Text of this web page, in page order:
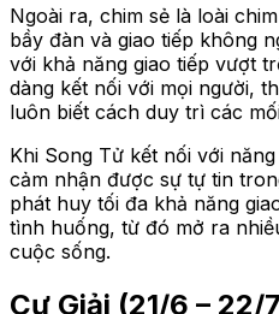
Ngoài ra, chim sẻ là loài
bầy đàn và giao tiếp không
với khả năng giao tiếp vượt
dàng kết nối với mọi người,
luôn biết cách duy trì các
Khi Song Tử kết nối với
cảm nhận được sự tự tin
phát huy tối đa khả năng
tình huống, từ đó mở ra
cuộc sống.
Cự Giải (21/6 – 22/